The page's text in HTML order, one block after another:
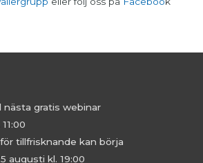
nästa gratis webinar
tillfrisknande kan börja
augusti kl. 19:00